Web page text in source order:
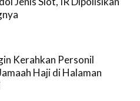
Kerahkan Personil
Haji di Halaman